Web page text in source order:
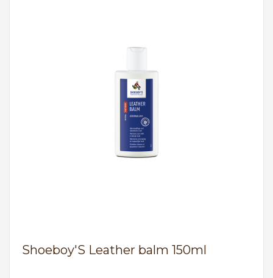
Shoeboy'S Leather balm 150ml